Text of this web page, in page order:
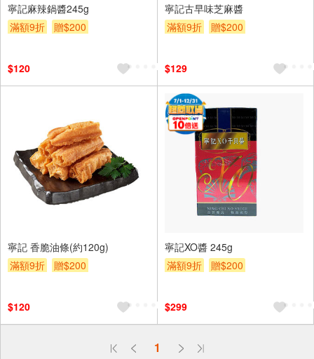
寧記麻辣鍋醬245g
滿額9折
贈$200
$120
寧記古早味芝麻醬
滿額9折
贈$200
$129
寧記 香脆油條(約120g)
滿額9折
贈$200
$120
寧記XO醬 245g
滿額9折
贈$200
$299
1
偏遠地區配送